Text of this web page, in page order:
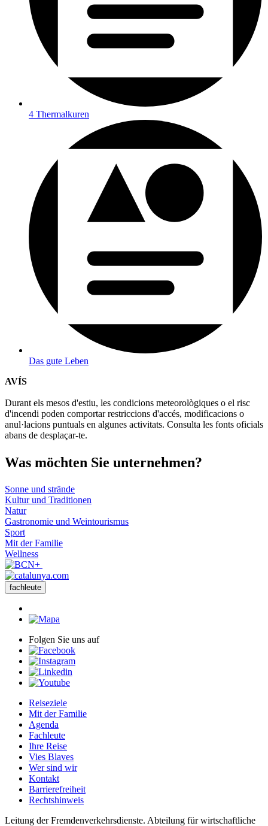
4 Thermalkuren
Das gute Leben
AVÍS
Durant els mesos d'estiu, les condicions meteorològiques o el risc
d'incendi poden comportar restriccions d'accés, modificacions o
anul·lacions puntuals en algunes activitats. Consulta les fonts oficials
abans de desplaçar-te.
Was möchten Sie unternehmen?
Sonne und strände
Kultur und Traditionen
Natur
Gastronomie und Weintourismus
Sport
Mit der Familie
Wellness
fachleute
Folgen Sie uns auf
Reiseziele
Mit der Familie
Agenda
Fachleute
Ihre Reise
Vies Blaves
Wer sind wir
Kontakt
Barrierefreiheit
Rechtshinweis
Leitung der Fremdenverkehrsdienste. Abteilung für wirtschaftliche